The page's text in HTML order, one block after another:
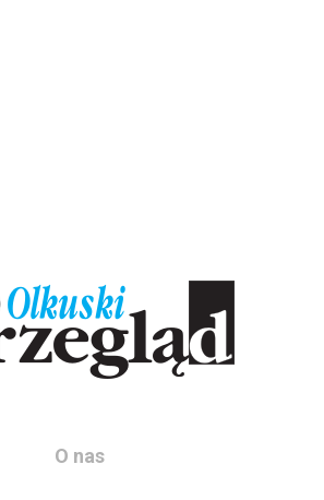
O nas